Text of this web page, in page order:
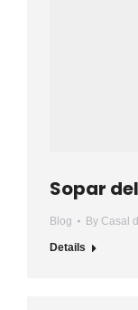
Sopar
Blog By Casal
Details